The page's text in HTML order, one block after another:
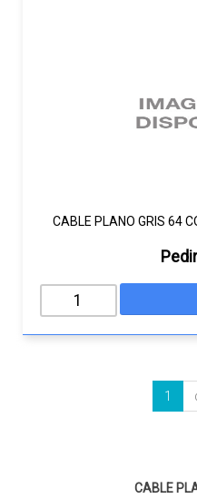
CABLE PLANO GRIS 64
1
CABLE